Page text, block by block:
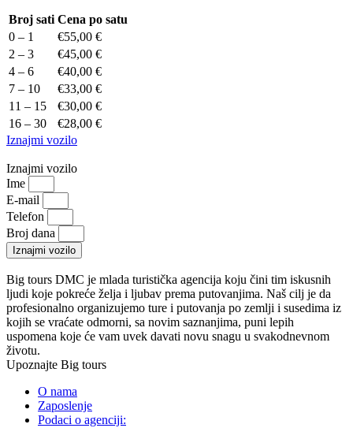
Broj sati Cena po satu
0 – 1
€55,00 €
2 – 3
€45,00 €
4 – 6
€40,00 €
7 – 10
€33,00 €
11 – 15
€30,00 €
16 – 30
€28,00 €
Iznajmi vozilo
Iznajmi vozilo
Ime
E-mail
Telefon
Broj dana
Iznajmi vozilo
Big tours DMC je mlada turistička agencija koju čini tim iskusnih
ljudi koje pokreće želja i ljubav prema putovanjima. Naš cilj je da
profesionalno organizujemo ture i putovanja po zemlji i susedima iz
kojih se vraćate odmorni, sa novim saznanjima, puni lepih
uspomena koje će vam uvek davati novu snagu u svakodnevnom
životu.
Upoznajte Big tours
O nama
Zaposlenje
Podaci o agenciji: